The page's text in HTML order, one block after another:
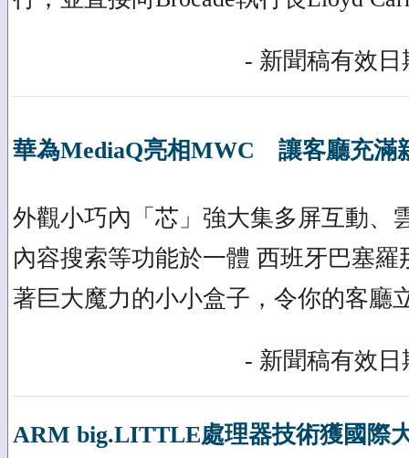
- 新聞稿有效日
華為MediaQ亮相MWC 讓客廳充滿
外觀小巧內「芯」強大集多屏互動、
內容搜索等功能於一體 西班牙巴塞
著巨大魔力的小小盒子，令你的客廳
- 新聞稿有效日
ARM big.LITTLE處理器技術獲國際